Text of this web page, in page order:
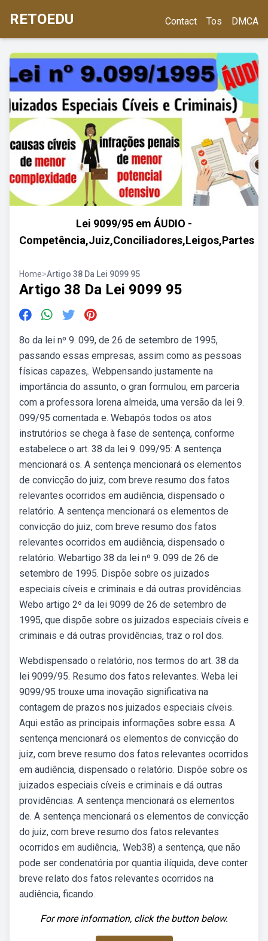
RETOEDU Contact Tos DMCA
Lei 9099/95 em ÁUDIO -
Competência,Juiz,Conciliadores,Leigos,Partes
Home>Artigo 38 Da Lei 9099 95
Artigo 38 Da Lei 9099 95
8o da lei nº 9. 099, de 26 de setembro de 1995,
passando essas empresas, assim como as pessoas
físicas capazes,. Webpensando justamente na
importância do assunto, o gran formulou, em parceria
com a professora lorena almeida, uma versão da lei 9.
099/95 comentada e. Webapós todos os atos
instrutórios se chega à fase de sentença, conforme
estabelece o art. 38 da lei 9. 099/95: A sentença
mencionará os. A sentença mencionará os elementos
de convicção do juiz, com breve resumo dos fatos
relevantes ocorridos em audiência, dispensado o
relatório. A sentença mencionará os elementos de
convicção do juiz, com breve resumo dos fatos
relevantes ocorridos em audiência, dispensado o
relatório. Webartigo 38 da lei nº 9. 099 de 26 de
setembro de 1995. Dispõe sobre os juizados
especiais cíveis e criminais e dá outras providências.
Webo artigo 2º da lei 9099 de 26 de setembro de
1995, que dispõe sobre os juizados especiais cíveis e
criminais e dá outras providências, traz o rol dos.
Webdispensado o relatório, nos termos do art. 38 da
lei 9099/95. Resumo dos fatos relevantes. Weba lei
9099/95 trouxe uma inovação significativa na
contagem de prazos nos juizados especiais cíveis.
Aqui estão as principais informações sobre essa. A
sentença mencionará os elementos de convicção do
juiz, com breve resumo dos fatos relevantes ocorridos
em audiência, dispensado o relatório. Dispõe sobre os
juizados especiais cíveis e criminais e dá outras
providências. A sentença mencionará os elementos
de. A sentença mencionará os elementos de convicção
do juiz, com breve resumo dos fatos relevantes
ocorridos em audiência,. Web38) a sentença, que não
pode ser condenatória por quantia ilíquida, deve conter
breve relato dos fatos relevantes ocorridos na
audiência, ficando.
For more information, click the button below.